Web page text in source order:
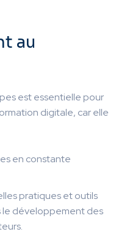
au
est essentielle pour
digitale, car elle
en constante
pratiques et outils
le développement des